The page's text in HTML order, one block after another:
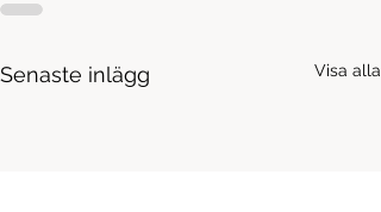
Senaste inlägg Visa alla